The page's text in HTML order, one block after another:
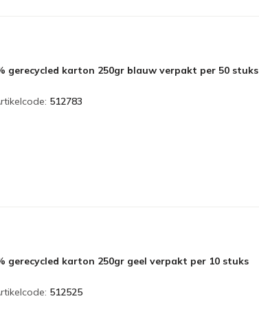
gerecycled karton 250gr blauw verpakt per 50 stuks
512783
gerecycled karton 250gr geel verpakt per 10 stuks
512525